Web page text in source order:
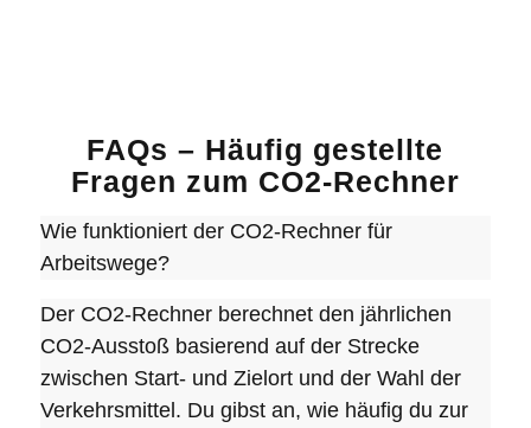
FAQs – Häufig gestellte
Fragen zum CO2-Rechner
Wie funktioniert der CO2-Rechner für
Arbeitswege?
Der CO2-Rechner berechnet den jährlichen
CO2-Ausstoß basierend auf der Strecke
zwischen Start- und Zielort und der Wahl der
Verkehrsmittel. Du gibst an, wie häufig du zur